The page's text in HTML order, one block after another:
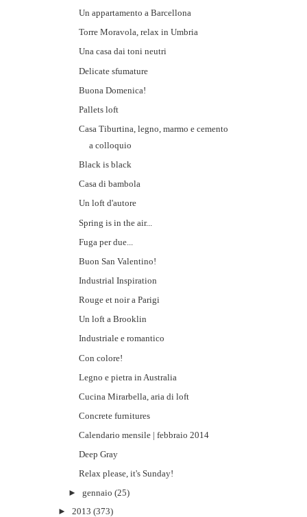
Un appartamento a Barcellona
Torre Moravola, relax in Umbria
Una casa dai toni neutri
Delicate sfumature
Buona Domenica!
Pallets loft
Casa Tiburtina, legno, marmo e cemento
a colloquio
Black is black
Casa di bambola
Un loft d'autore
Spring is in the air...
Fuga per due...
Buon San Valentino!
Industrial Inspiration
Rouge et noir a Parigi
Un loft a Brooklin
Industriale e romantico
Con colore!
Legno e pietra in Australia
Cucina Mirarbella, aria di loft
Concrete furnitures
Calendario mensile | febbraio 2014
Deep Gray
Relax please, it's Sunday!
►gennaio (25)
► 2013 (373)